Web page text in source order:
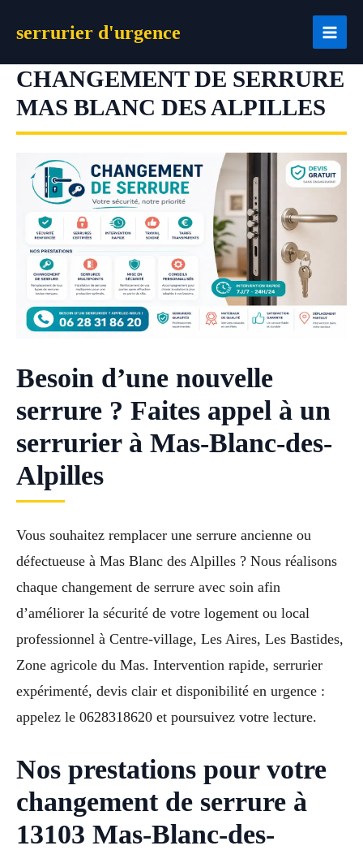
serrurier d'urgence
CHANGEMENT DE SERRURE
MAS BLANC DES ALPILLES
Besoin d’une nouvelle
serrure ? Faites appel à un
serrurier à Mas-Blanc-des-
Alpilles
Vous souhaitez remplacer une serrure ancienne ou
défectueuse à Mas Blanc des Alpilles ? Nous réalisons
chaque changement de serrure avec soin afin
d’améliorer la sécurité de votre logement ou local
professionnel à Centre-village, Les Aires, Les Bastides,
Zone agricole du Mas. Intervention rapide, serrurier
expérimenté, devis clair et disponibilité en urgence :
appelez le 0628318620 et poursuivez votre lecture.
Nos prestations pour votre
changement de serrure à
13103 Mas-Blanc-des-